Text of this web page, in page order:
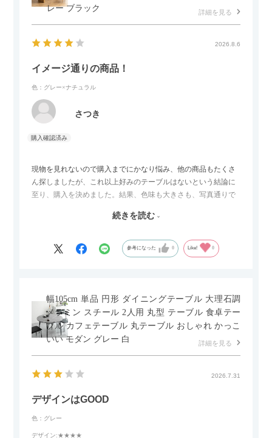
レー ブラック
詳細を見る
2026.8.6
イメージ通りの商品！
色：グレー×ナチュラル
さつき
現物を見れないので購入までにかなり悩み、他の商品もたくさ
ん探しましたが、これ以上好みのテーブルはないという結論に
至り、購入を決めました。結果、色味も大きさも、写真通りで
セラミック天板が思った以上に滑りが良く、汚れも拭きやすい
はいけないかもしれません。天板が冷たいので冬にどうなるの
かなというのも気になります。
続きを読む
参考になった 0 Like! 0
幅105cm 単品 円形 ダイニングテーブル 大理石調
メラミン スチール 2人用 丸型 テーブル 食卓テー
ブル カフェテーブル 丸テーブル おしゃれ かっこ
いい モダン グレー 白
詳細を見る
2026.7.31
デザインはGOOD
色：グレー
デザイン:★★★★